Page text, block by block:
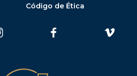
Código de Ética